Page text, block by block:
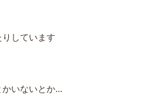
しています
いないとか...